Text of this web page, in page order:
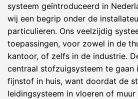
systeem geïntroduceerd in
wij een begrip onder de
particulieren. Ons veelzijdig
toepassingen, voor zowel in de
kantoor, of zelfs in de industrie.
centraal stofzuigsysteem te gaan
fijnstof in huis, want doordat de
leidingsysteem in vloeren of